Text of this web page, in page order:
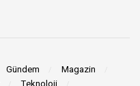
Gündem
Magazin
Teknoloji